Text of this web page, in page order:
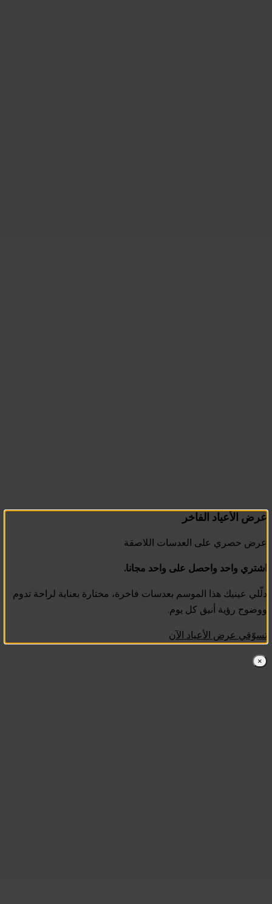
عرض الأعياد الفاخر
عرض حصري على العدسات اللاصقة
اشتري واحد واحصل على واحد مجانا.
دلّلي عينيك هذا الموسم بعدسات فاخرة، مختارة بعناية لراحة تدوم
ووضوح رؤية أنيق كل يوم.
تسوّقي عرض الأعياد الآن
×